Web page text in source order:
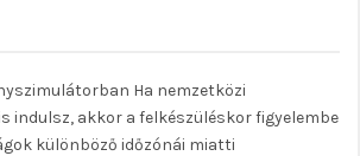
Ha nemzetközi
indulsz, akkor a felkészüléskor figyelembe
különböző időzónái miatti